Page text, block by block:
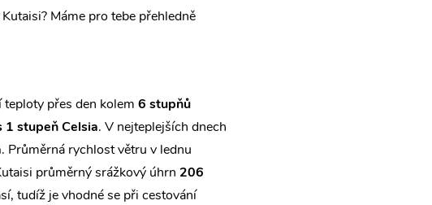
Máme pro tebe přehledně
přes den kolem 6 stupňů
1 stupeň Celsia. V nejteplejších dnech
. Průměrná rychlost větru v lednu
průměrný srážkový úhrn 206
tudíž je vhodné se při cestování